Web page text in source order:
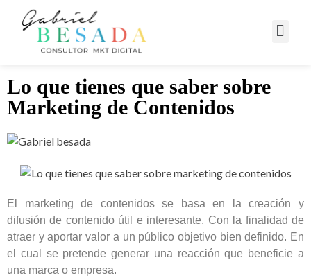
Lo que tienes que saber sobre
Marketing de Contenidos
El marketing de contenidos se basa en la creación y
difusión de contenido útil e interesante. Con la finalidad de
atraer y aportar valor a un público objetivo bien definido. En
el cual se pretende generar una reacción que beneficie a
una marca o empresa.